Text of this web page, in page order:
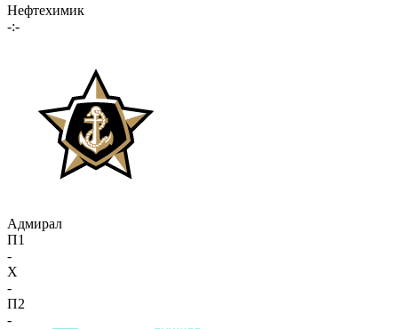
Нефтехимик
-:-
Адмирал
П1
-
X
-
П2
-